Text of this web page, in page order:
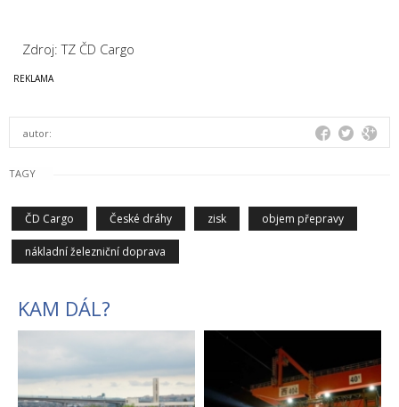
Zdroj: TZ ČD Cargo
autor:
TAGY
ČD Cargo České dráhy zisk objem přepravy
nákladní železniční doprava
KAM DÁL?